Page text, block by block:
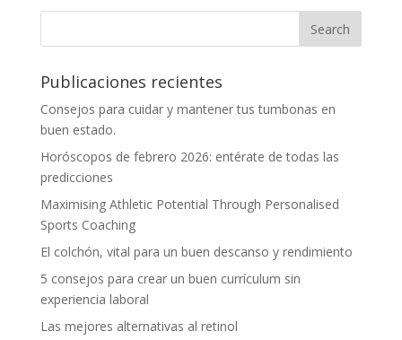
Publicaciones recientes
Consejos para cuidar y mantener tus tumbonas en
buen estado.
Horóscopos de febrero 2026: entérate de todas las
predicciones
Maximising Athletic Potential Through Personalised
Sports Coaching
El colchón, vital para un buen descanso y rendimiento
5 consejos para crear un buen currículum sin
experiencia laboral
Las mejores alternativas al retinol